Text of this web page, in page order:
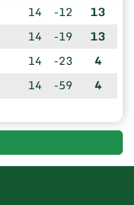
14 -12 13
14 -19 13
14 -23 4
14 -59 4